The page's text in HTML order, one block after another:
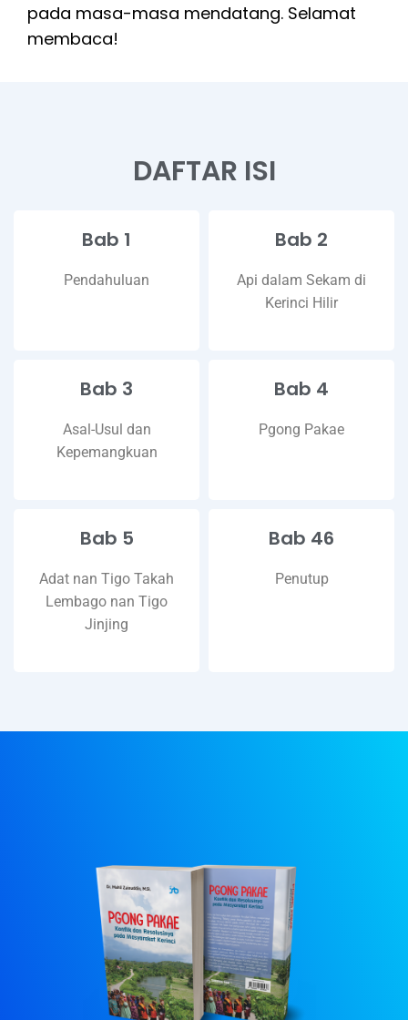
pada masa-masa mendatang. Selamat
membaca!
DAFTAR ISI
Bab 1
Pendahuluan
Bab 2
Api dalam Sekam di
Kerinci Hilir
Bab 3
Asal-Usul dan
Kepemangkuan
Bab 4
Pgong Pakae
Bab 5
Adat nan Tigo Takah
Lembago nan Tigo
Jinjing
Bab 46
Penutup